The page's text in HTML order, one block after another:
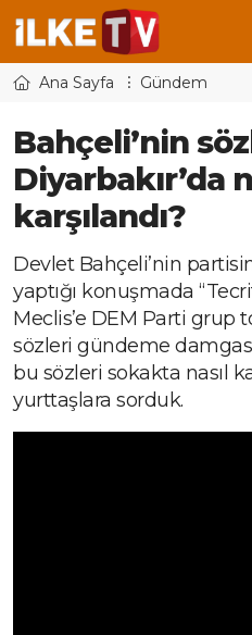
Ana Sayfa Gündem
Bahçeli’nin
Diyarbakır’da
karşılandı?
Devlet Bahçeli’nin
yaptığı konuşmada
Meclis’e DEM Parti grup
sözleri gündeme
bu sözleri sokakta nasıl
yurttaşlara sorduk.